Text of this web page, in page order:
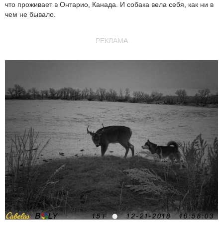
что проживает в Онтарио, Канада. И собака вела себя, как ни в
чем не бывало.
РЕКЛАМА